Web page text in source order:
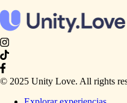
© 2025 Unity Love. All rights